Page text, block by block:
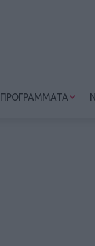
ΠΡΟΓΡΑΜΜΑΤΑ